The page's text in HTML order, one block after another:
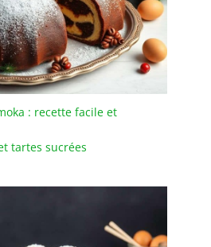
: recette facile et
tartes sucrées